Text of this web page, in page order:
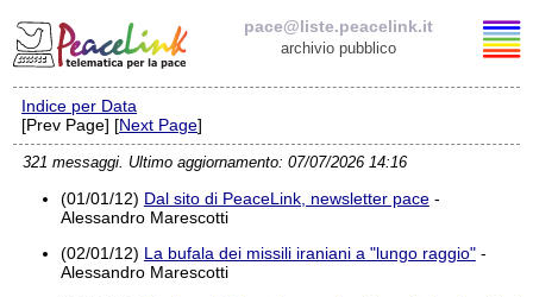
pace@liste.peacelink.it
archivio pubblico
Elenco delle liste
pace@liste.peacelink.it
Iscrizione / Cancellazione
Policy delle liste di PeaceLink
Indice per Data
[Prev Page] [Next Page]
321 messaggi. Ultimo aggiornamento: 07/07/2026 14:16
(01/01/12) Dal sito di PeaceLink, newsletter pace-
Alessandro Marescotti
(02/01/12) La bufala dei missili iraniani a "lungo raggio"-
Alessandro Marescotti